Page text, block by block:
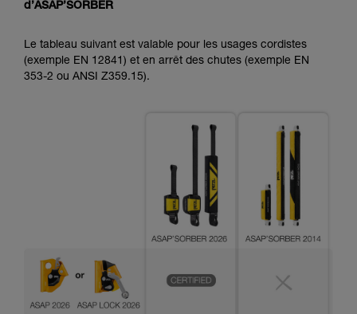
d’ASAP’SORBER
Le tableau suivant est valable pour les usages cordistes
(exemple EN 12841) et en arrêt des chutes (exemple EN
353-2 ou ANSI Z359.15).